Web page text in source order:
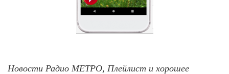
Новости Радио МЕТРО, Плейлист и хорошее